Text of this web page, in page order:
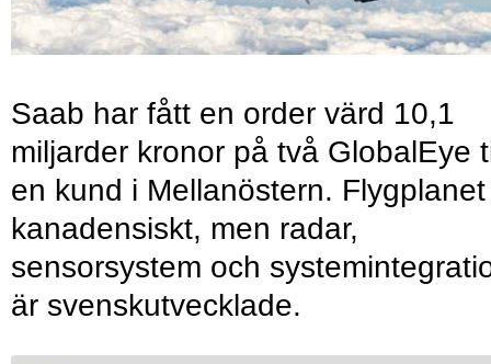
Saab har fått en order värd 10,1
miljarder kronor på två GlobalEye
en kund i Mellanöstern.
kanadensiskt, men radar,
sensorsystem och
är svenskutvecklade.